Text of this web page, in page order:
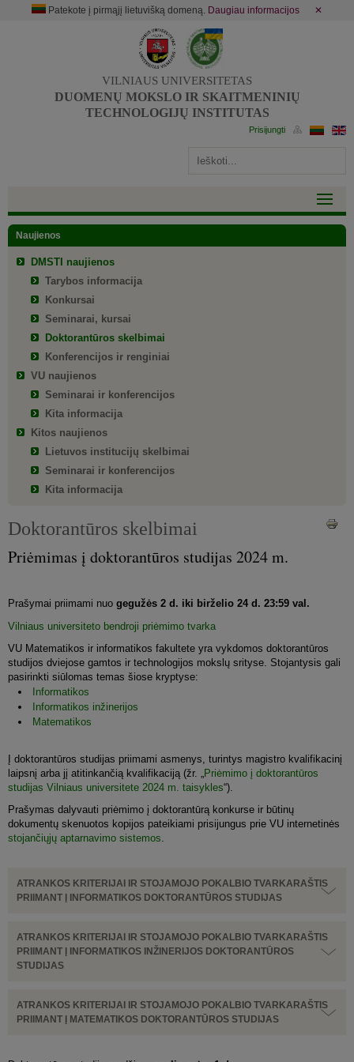
Patekote į pirmąjį lietuvišką domeną. Daugiau informacijos ✕
VILNIAUS UNIVERSITETAS
DUOMENŲ MOKSLO IR SKAITMENINIŲ
TECHNOLOGIJŲ INSTITUTAS
Naujienos
DMSTI naujienos
Tarybos informacija
Konkursai
Seminarai, kursai
Doktorantūros skelbimai
Konferencijos ir renginiai
VU naujienos
Seminarai ir konferencijos
Kita informacija
Kitos naujienos
Lietuvos institucijų skelbimai
Seminarai ir konferencijos
Kita informacija
Doktorantūros skelbimai
Priėmimas į doktorantūros studijas 2024 m.
Prašymai priimami nuo gegužės 2 d. iki birželio 24 d. 23:59 val.
Vilniaus universiteto bendroji priėmimo tvarka
VU Matematikos ir informatikos fakultete yra vykdomos doktorantūros
studijos dviejose gamtos ir technologijos mokslų srityse. Stojantysis gali
pasirinkti siūlomas temas šiose kryptyse:
Informatikos
Informatikos inžinerijos
Matematikos
Į doktorantūros studijas priimami asmenys, turintys magistro kvalifikacinį
laipsnį arba jį atitinkančią kvalifikaciją (žr. „ Priėmimo į doktorantūros
studijas Vilniaus universitete 2024 m. taisykles“).
Prašymas dalyvauti priėmimo į doktorantūrą konkurse ir būtinų
dokumentų skenuotos kopijos pateikiami prisijungus prie VU internetinės
stojančiųjų aptarnavimo sistemos.
ATRANKOS KRITERIJAI IR STOJAMOJO POKALBIO TVARKARAŠTIS
PRIIMANT Į INFORMATIKOS DOKTORANTŪROS STUDIJAS
ATRANKOS KRITERIJAI IR STOJAMOJO POKALBIO TVARKARAŠTIS
PRIIMANT Į INFORMATIKOS INŽINERIJOS DOKTORANTŪROS
STUDIJAS
ATRANKOS KRITERIJAI IR STOJAMOJO POKALBIO TVARKARAŠTIS
PRIIMANT Į MATEMATIKOS DOKTORANTŪROS STUDIJAS